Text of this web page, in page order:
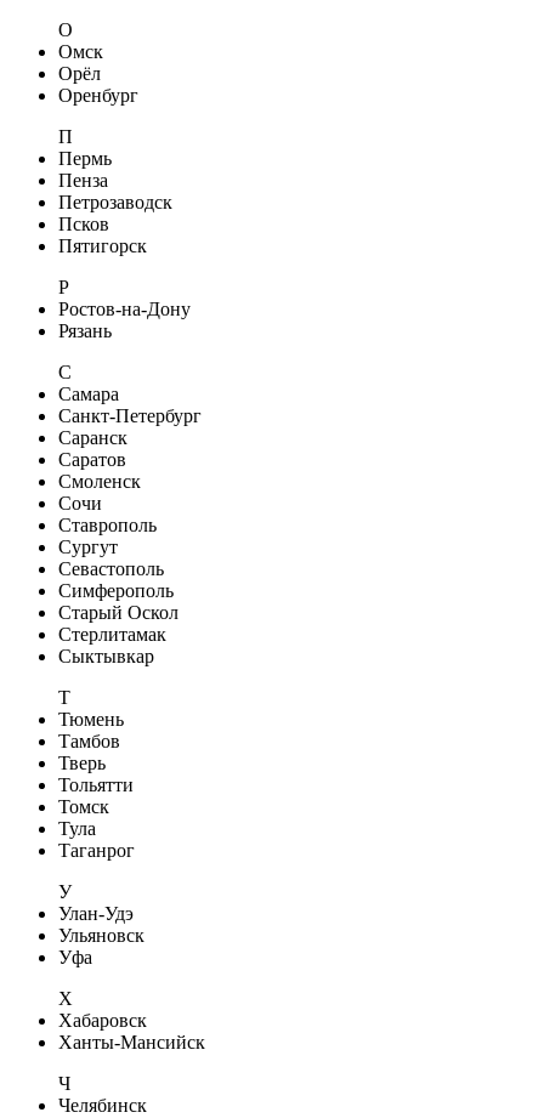
О
Омск
Орёл
Оренбург
П
Пермь
Пенза
Петрозаводск
Псков
Пятигорск
Р
Ростов-на-Дону
Рязань
С
Самара
Санкт-Петербург
Саранск
Саратов
Смоленск
Сочи
Ставрополь
Сургут
Севастополь
Симферополь
Старый Оскол
Стерлитамак
Сыктывкар
Т
Тюмень
Тамбов
Тверь
Тольятти
Томск
Тула
Таганрог
У
Улан-Удэ
Ульяновск
Уфа
Х
Хабаровск
Ханты-Мансийск
Ч
Челябинск